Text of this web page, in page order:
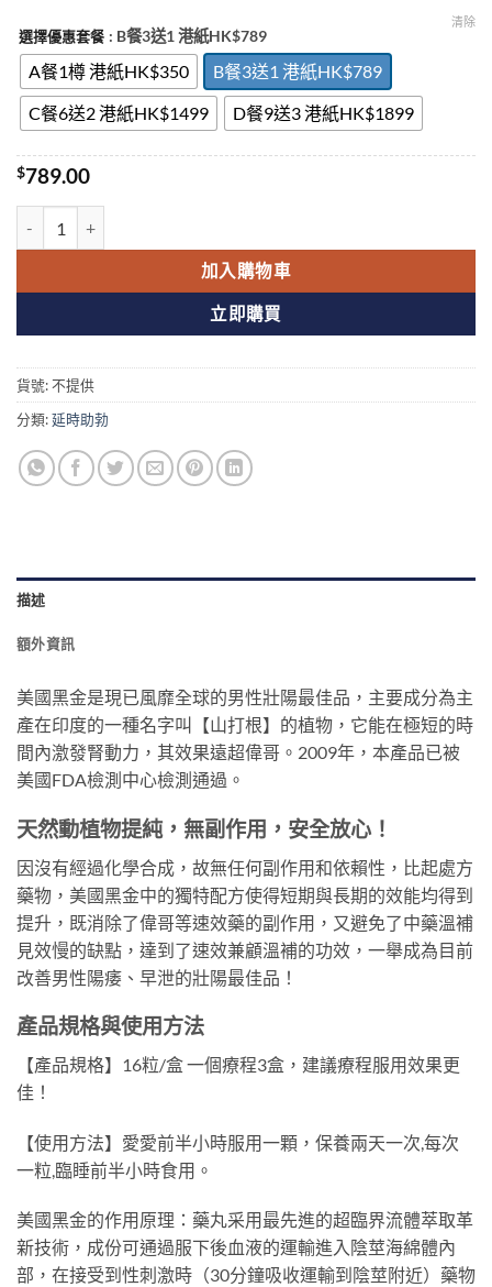
選擇優惠套餐 : B餐3送1 港紙HK$789
A餐1樽 港紙HK$350
B餐3送1 港紙HK$789
C餐6送2 港紙HK$1499
D餐9送3 港紙HK$1899
清除
$789.00
加入購物車
立即購買
貨號:不提供
分類:延時助勃
描述
額外資訊
美國黑金是現已風靡全球的男性壯陽最佳品，主要成分為主
產在印度的一種名字叫【山打根】的植物，它能在極短的時
間內激發腎動力，其效果遠超偉哥。2009年，本產品已被
美國FDA檢測中心檢測通過。
天然動植物提純，無副作用，安全放心！
因沒有經過化學合成，故無任何副作用和依賴性，比起處方
藥物，美國黑金中的獨特配方使得短期與長期的效能均得到
提升，既消除了偉哥等速效藥的副作用，又避免了中藥溫補
見效慢的缺點，達到了速效兼顧溫補的功效，一舉成為目前
改善男性陽痿、早泄的壯陽最佳品！
產品規格與使用方法
【產品規格】16粒/盒 一個療程3盒，建議療程服用效果更
佳！
【使用方法】愛愛前半小時服用一顆，保養兩天一次,每次
一粒,臨睡前半小時食用。
美國黑金的作用原理：藥丸采用最先進的超臨界流體萃取革
新技術，成份可通過服下後血液的運輸進入陰莖海綿體內
部，在接受到性刺激時（30分鐘吸收運輸到陰莖附近）藥物